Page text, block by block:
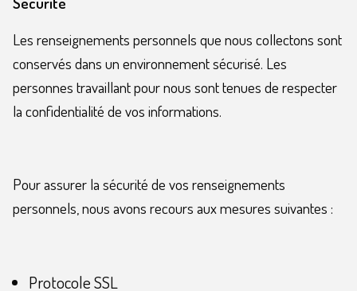
Les renseignements personnels que nous collectons sont
conservés dans un environnement sécurisé. Les
personnes travaillant pour nous sont tenues de respecter
la confidentialité de vos informations.
Pour assurer la sécurité de vos renseignements
personnels, nous avons recours aux mesures suivantes :
Protocole SSL